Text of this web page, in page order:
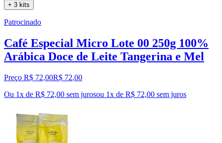
+ 3 kits
Patrocinado
Café Especial Micro Lote 00 250g 100%
Arábica Doce de Leite Tangerina e Mel
Preço R$ 72,00R$ 72,00
Ou 1x de R$ 72,00 sem jurosou 1x de R$ 72,00 sem juros